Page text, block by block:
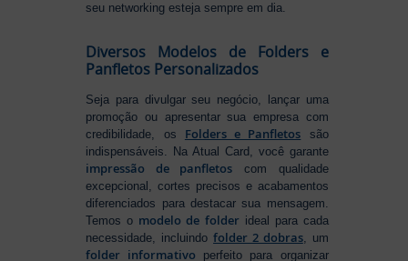
seu networking esteja sempre em dia.
Diversos Modelos de Folders e
Panfletos Personalizados
Seja para divulgar seu negócio, lançar uma
promoção ou apresentar sua empresa com
credibilidade, os Folders e Panfletos são
indispensáveis. Na Atual Card, você garante
impressão de panfletos com qualidade
excepcional, cortes precisos e acabamentos
diferenciados para destacar sua mensagem.
Temos o modelo de folder ideal para cada
necessidade, incluindofolder 2 dobras, um
folder informativo perfeito para organizar